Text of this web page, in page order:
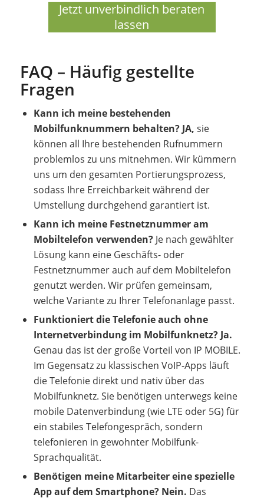
Jetzt unverbindlich beraten
lassen
FAQ – Häufig gestellte
Fragen
Kann ich meine bestehenden
Mobilfunknummern behalten? JA, sie
können all Ihre bestehenden Rufnummern
problemlos zu uns mitnehmen. Wir kümmern
uns um den gesamten Portierungsprozess,
sodass Ihre Erreichbarkeit während der
Umstellung durchgehend garantiert ist.
Kann ich meine Festnetznummer am
Mobiltelefon verwenden?Je nach gewählter
Lösung kann eine Geschäfts- oder
Festnetznummer auch auf dem Mobiltelefon
genutzt werden. Wir prüfen gemeinsam,
welche Variante zu Ihrer Telefonanlage passt.
Funktioniert die Telefonie auch ohne
Internetverbindung im Mobilfunknetz? Ja.
Genau das ist der große Vorteil von IP MOBILE.
Im Gegensatz zu klassischen VoIP-Apps läuft
die Telefonie direkt und nativ über das
Mobilfunknetz. Sie benötigen unterwegs keine
mobile Datenverbindung (wie LTE oder 5G) für
ein stabiles Telefongespräch, sondern
telefonieren in gewohnter Mobilfunk-
Sprachqualität.
Benötigen meine Mitarbeiter eine spezielle
App auf dem Smartphone? Nein. Das